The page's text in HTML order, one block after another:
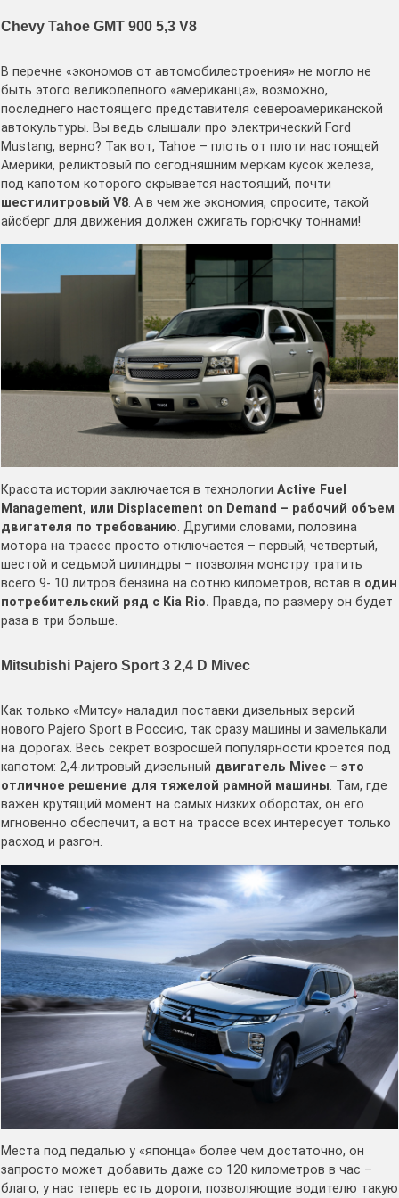
Chevy Tahoe GMT 900 5,3 V8
В перечне «экономов от автомобилестроения» не могло не
быть этого великолепного «американца», возможно,
последнего настоящего представителя североамериканской
автокультуры. Вы ведь слышали про электрический Ford
Mustang, верно? Так вот, Tahoe – плоть от плоти настоящей
Америки, реликтовый по сегодняшним меркам кусок железа,
под капотом которого скрывается настоящий, почти
шестилитровый V8. А в чем же экономия, спросите, такой
айсберг для движения должен сжигать горючку тоннами!
Красота истории заключается в технологии Active Fuel
Management, или Displacement on Demand – рабочий объем
двигателя по требованию. Другими словами, половина
мотора на трассе просто отключается – первый, четвертый,
шестой и седьмой цилиндры – позволяя монстру тратить
всего 9- 10 литров бензина на сотню километров, встав в один
потребительский ряд с Kia Rio. Правда, по размеру он будет
раза в три больше.
Mitsubishi Pajero Sport 3 2,4 D Mivec
Как только «Митсу» наладил поставки дизельных версий
нового Pajero Sport в Россию, так сразу машины и замелькали
на дорогах. Весь секрет возросшей популярности кроется под
капотом: 2,4-литровый дизельный двигатель Mivec – это
отличное решение для тяжелой рамной машины. Там, где
важен крутящий момент на самых низких оборотах, он его
мгновенно обеспечит, а вот на трассе всех интересует только
расход и разгон.
Места под педалью у «японца» более чем достаточно, он
запросто может добавить даже со 120 километров в час –
благо, у нас теперь есть дороги, позволяющие водителю такую